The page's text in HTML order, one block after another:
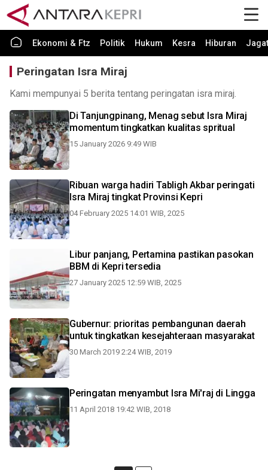
Ekonomi & Ftz Politik Hukum Kesra Hiburan Jagat
Peringatan Isra Miraj
Kami mempunyai 5 berita tentang peringatan isra miraj.
Di Tanjungpinang, Menag sebut Isra Miraj
momentum tingkatkan kualitas spritual
15 January 2026 9:49 WIB
Ribuan warga hadiri Tabligh Akbar peringati
Isra Miraj tingkat Provinsi Kepri
04 February 2025 14:01 WIB, 2025
Libur panjang, Pertamina pastikan pasokan
BBM di Kepri tersedia
27 January 2025 12:59 WIB, 2025
Gubernur: prioritas pembangunan daerah
untuk tingkatkan kesejahteraan masyarakat
30 March 2019 2:24 WIB, 2019
Peringatan menyambut Isra Mi'raj di Lingga
11 April 2018 19:42 WIB, 2018